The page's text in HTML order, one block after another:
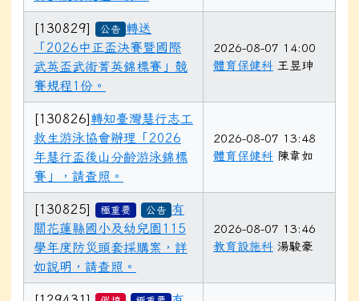
[130829] 公告 轉送
「2026中正盃決賽暨國際
武英盃武術菁英錦標賽」競
賽規程1份。
2026-08-07 14:00
體育保健科 王昱珅
[130826]轉知臺灣慧行志工
救生游泳協會辦理「2026
年慧行盃後山分齡游泳錦標
賽」，請查照。
2026-08-07 13:48
體育保健科 陳韋如
[130825] 極重要 公告
有
關花蓮縣國小及幼兒園115
學年度防災頭套採購案，詳
如說明，請查照。
2026-08-07 13:46
教育設施科 湯駿豪